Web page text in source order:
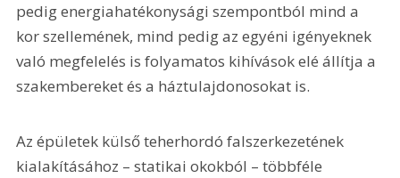
pedig energiahatékonysági szempontból mind a
kor szellemének, mind pedig az egyéni igényeknek
való megfelelés is folyamatos kihívások elé állítja a
szakembereket és a háztulajdonosokat is.
Az épületek külső teherhordó falszerkezetének
kialakításához – statikai okokból – többféle